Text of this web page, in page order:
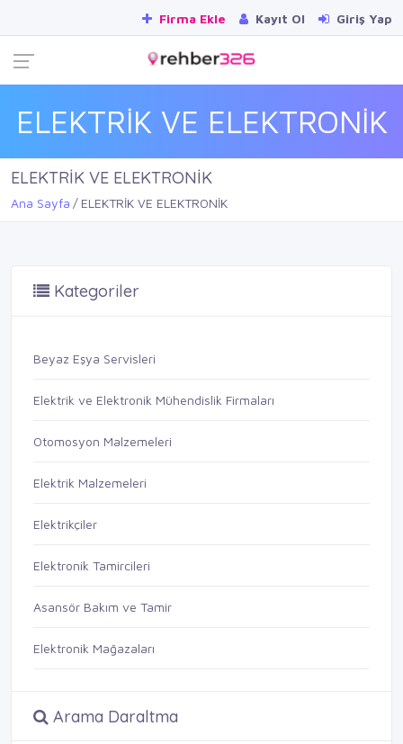
Firma Ekle Kayıt Ol Giriş Yap
ELEKTRİK VE ELEKTRONİK
ELEKTRİK VE ELEKTRONİK
Ana Sayfa ELEKTRİK VE ELEKTRONİK
Kategoriler
Beyaz Eşya Servisleri
Elektrik ve Elektronik Mühendislik Firmaları
Otomosyon Malzemeleri
Elektrik Malzemeleri
Elektrikçiler
Elektronik Tamircileri
Asansör Bakım ve Tamir
Elektronik Mağazaları
Arama Daraltma